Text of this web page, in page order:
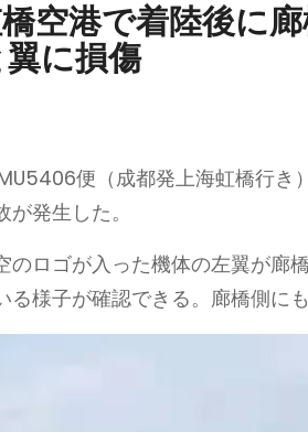
空港で着陸後に
に損傷
便（成都発上海虹橋行き
発生した。
のロゴが入った機体の左翼が廊
様子が確認できる。廊橋側に